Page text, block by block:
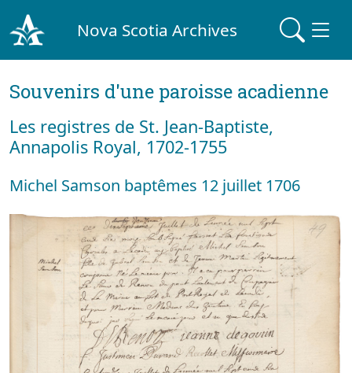
Nova Scotia Archives
Souvenirs d'une paroisse acadienne
Les registres de St. Jean-Baptiste,
Annapolis Royal, 1702-1755
Michel Samson baptêmes 12 juillet 1706